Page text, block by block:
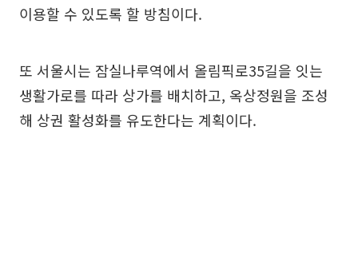
이용할 수 있도록 할 방침이다.
또 서울시는 잠실나루역에서 올림픽로35길을 잇는
생활가로를 따라 상가를 배치하고, 옥상정원을 조성
해 상권 활성화를 유도한다는 계획이다.